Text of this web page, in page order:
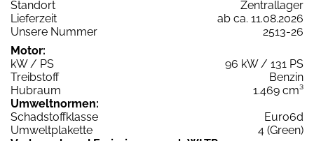
Standort
Zentrallager
Lieferzeit
ab ca. 11.08.2026
Unsere Nummer
2513-26
Motor:
kW / PS
96 kW / 131 PS
Treibstoff
Benzin
Hubraum
1.469 cm³
Umweltnormen:
Schadstoffklasse
Euro6d
Umweltplakette
4 (Green)